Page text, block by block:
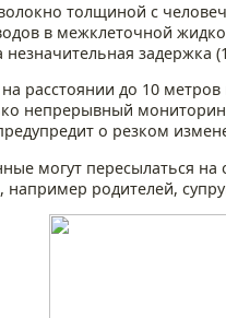
толщиной с
в межклеточной
задержка
расстоянии до 10
непрерывный
о резком
могут пересылаться на
родителей,